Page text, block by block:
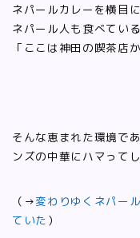
ネパールカレーを横目に
ネパール人も食べている
「ここは神田の喫茶店
そんな恵まれた環境で
ンズの中華にハマって
（→変わりゆくネパー
ていた ）